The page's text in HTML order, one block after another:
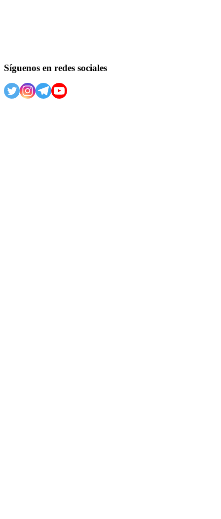
Síguenos en redes sociales